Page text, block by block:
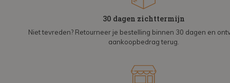
30 dagen zichttermijn
Niet tevreden? Retourneer je bestelling binnen 30 dagen en
aankoopbedrag terug.